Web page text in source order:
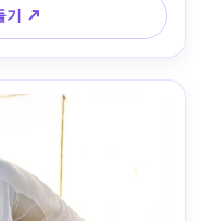
한 카페 램프는 편안한
깊은 눈빛: 팔뚝을 테
은 표정, 얼굴에 부드러
와 시원한 저녁 환경 조
낌: 휴대용 스마트폰 솔
. 기분: 도시 라이프 스
않은 스타일. 부정적
, 가짜 카페 배경, 과도
영.
기 ↗